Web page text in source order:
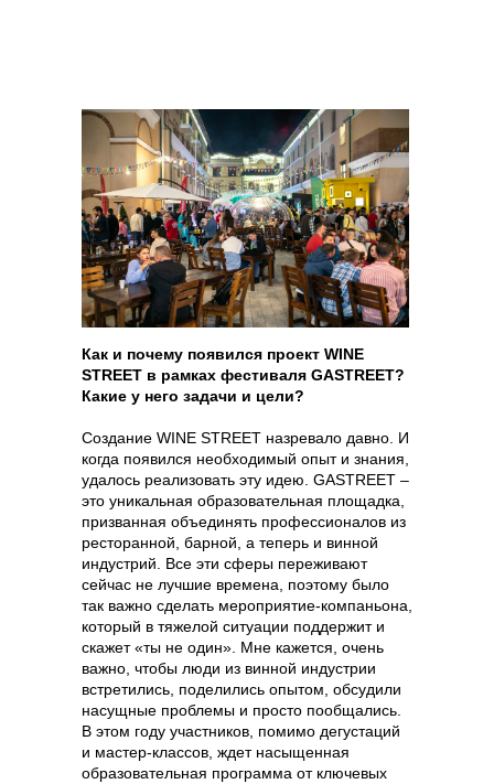
Как и почему появился проект WINE
STREET в рамках фестиваля GASTREET?
Какие у него задачи и цели?
Создание WINE STREET назревало давно. И
когда появился необходимый опыт и знания,
удалось реализовать эту идею. GASTREET –
это уникальная образовательная площадка,
призванная объединять профессионалов из
ресторанной, барной, а теперь и винной
индустрий. Все эти сферы переживают
сейчас не лучшие времена, поэтому было
так важно сделать мероприятие-компаньона,
который в тяжелой ситуации поддержит и
скажет «ты не один». Мне кажется, очень
важно, чтобы люди из винной индустрии
встретились, поделились опытом, обсудили
насущные проблемы и просто пообщались.
В этом году участников, помимо дегустаций
и мастер-классов, ждет насыщенная
образовательная программа от ключевых